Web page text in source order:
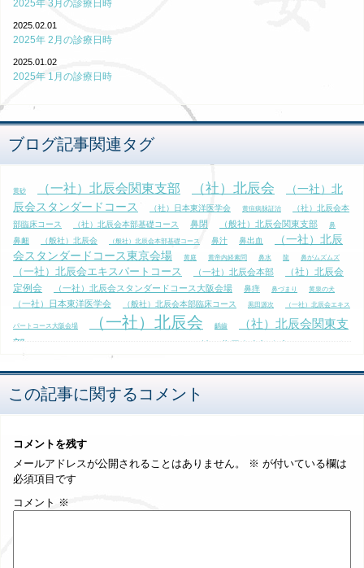
2025年 3月の診療日時
2025.02.01
2025年 2月の診療日時
2025.01.02
2025年 1月の診療日時
ブログ記事関連タグ
黄砂 （一社）北辰会関東支部 （社）北辰会
（一社）北
辰会スタンダードコース
（社）日本東洋医学会 黄疸病脉証治
（社）北辰会本
部臨床コース
（社）北辰会本部基礎コース 鼻閉 （般社）北辰会関東支部 鼻
鼻衄 （般社）北辰会 （般社）北辰会本部基礎コース 鼻汁 鼻出血
（一社）北辰
会スタンダードコース東京会場
黄庭 黄帝内経素問 鼻水 龍 鼻がムズムズ
（一社）北辰会エキスパートコース （一社）北辰会本部
（社）北辰会
定例会
（一社）北辰会スタンダードコース大阪会場 鼻痒 鼻づまり 黄泉の犬
（一社）日本東洋医学会 （般社）北辰会本部臨床コース 黒田源次 （一社）北辰会エキス
パートコース大阪会場 （一社）北辰会 齲齒
（社）北辰会関東支
部
（一社）北辰会本部臨床コース
内経霊枢 黄疸 黄連解毒湯 黄帝内経 （社）北辰会専用カルテ 麻酔 鼻
塞 （社）北辰会関東支部定例会 鼻血
この記事に関するコメント
コメントを残す
メールアドレスが公開されることはありません。
※ が付いている欄は
必須項目です
コメント ※